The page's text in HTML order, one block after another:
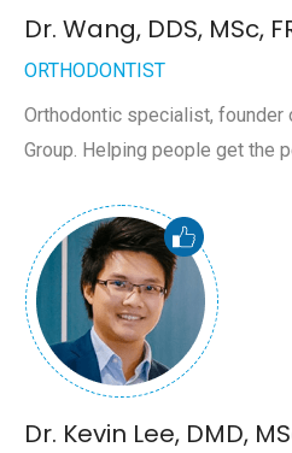
Dr. Wang, DDS, MSc,
ORTHODONTIST
Orthodontic specialist, founder
Group. Helping people get the
Dr. Kevin Lee, DMD,